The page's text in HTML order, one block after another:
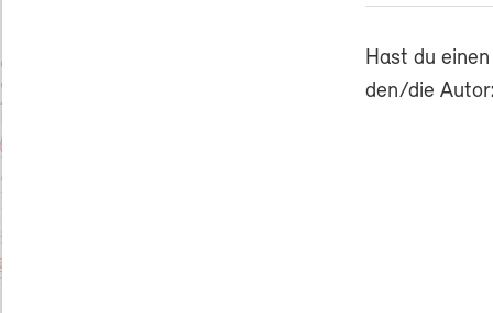
Hast du
den/die